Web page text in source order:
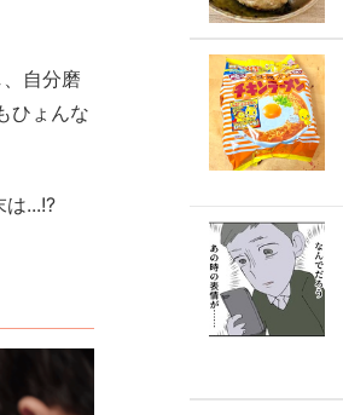
自分磨
ひょんな
...!?